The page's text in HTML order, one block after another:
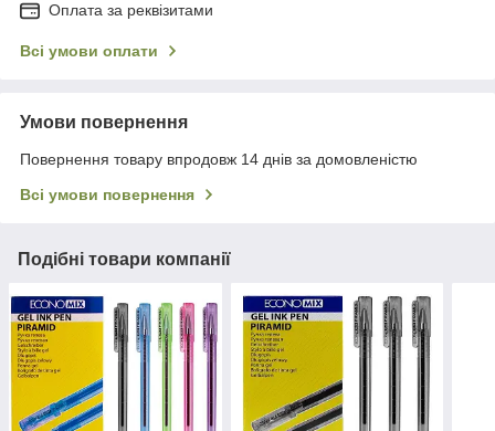
Оплата за реквізитами
Всі умови оплати
Умови повернення
Повернення товару впродовж 14 днів за домовленістю
Всі умови повернення
Подібні товари компанії